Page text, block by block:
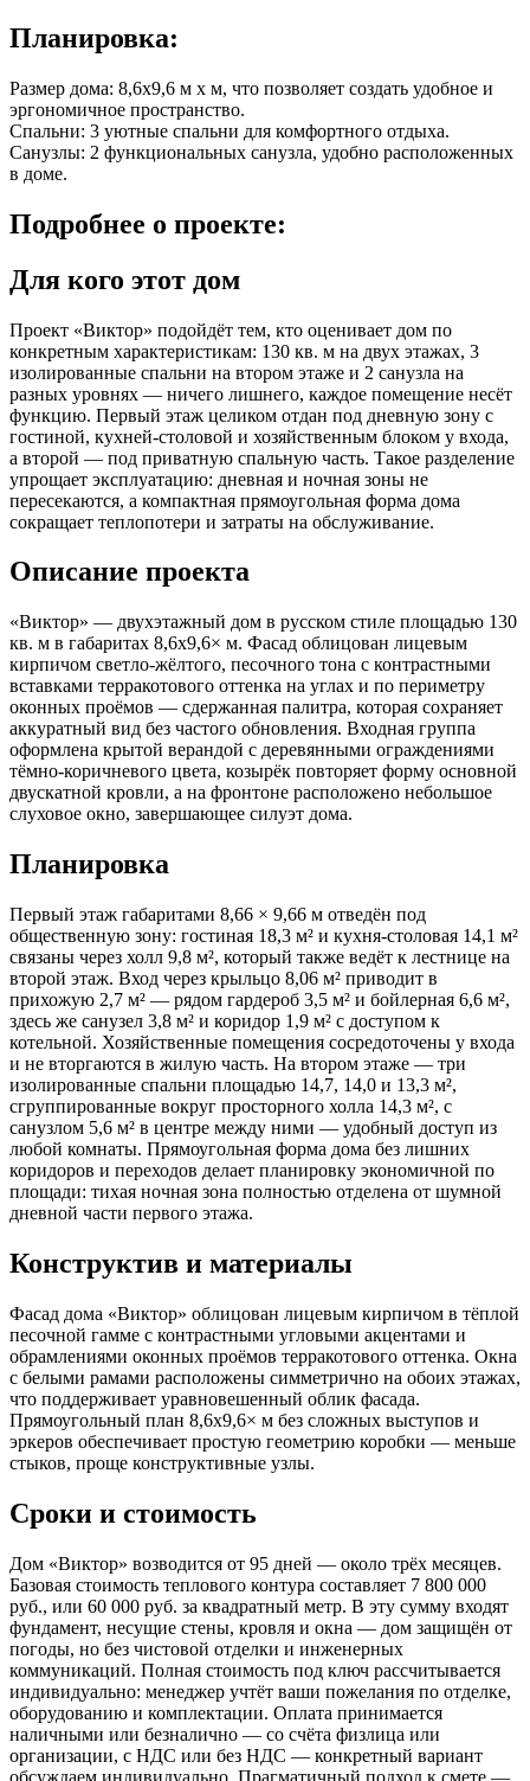
Планировка:
Размер дома: 8,6x9,6 м x м, что позволяет создать удобное и
эргономичное пространство.
Спальни: 3 уютные спальни для комфортного отдыха.
Санузлы: 2 функциональных санузла, удобно расположенных
в доме.
Подробнее о проекте:
Для кого этот дом
Проект «Виктор» подойдёт тем, кто оценивает дом по
конкретным характеристикам: 130 кв. м на двух этажах, 3
изолированные спальни на втором этаже и 2 санузла на
разных уровнях — ничего лишнего, каждое помещение несёт
функцию. Первый этаж целиком отдан под дневную зону с
гостиной, кухней-столовой и хозяйственным блоком у входа,
а второй — под приватную спальную часть. Такое разделение
упрощает эксплуатацию: дневная и ночная зоны не
пересекаются, а компактная прямоугольная форма дома
сокращает теплопотери и затраты на обслуживание.
Описание проекта
«Виктор» — двухэтажный дом в русском стиле площадью 130
кв. м в габаритах 8,6x9,6× м. Фасад облицован лицевым
кирпичом светло-жёлтого, песочного тона с контрастными
вставками терракотового оттенка на углах и по периметру
оконных проёмов — сдержанная палитра, которая сохраняет
аккуратный вид без частого обновления. Входная группа
оформлена крытой верандой с деревянными ограждениями
тёмно-коричневого цвета, козырёк повторяет форму основной
двускатной кровли, а на фронтоне расположено небольшое
слуховое окно, завершающее силуэт дома.
Планировка
Первый этаж габаритами 8,66 × 9,66 м отведён под
общественную зону: гостиная 18,3 м² и кухня-столовая 14,1 м²
связаны через холл 9,8 м², который также ведёт к лестнице на
второй этаж. Вход через крыльцо 8,06 м² приводит в
прихожую 2,7 м² — рядом гардероб 3,5 м² и бойлерная 6,6 м²,
здесь же санузел 3,8 м² и коридор 1,9 м² с доступом к
котельной. Хозяйственные помещения сосредоточены у входа
и не вторгаются в жилую часть. На втором этаже — три
изолированные спальни площадью 14,7, 14,0 и 13,3 м²,
сгруппированные вокруг просторного холла 14,3 м², с
санузлом 5,6 м² в центре между ними — удобный доступ из
любой комнаты. Прямоугольная форма дома без лишних
коридоров и переходов делает планировку экономичной по
площади: тихая ночная зона полностью отделена от шумной
дневной части первого этажа.
Конструктив и материалы
Фасад дома «Виктор» облицован лицевым кирпичом в тёплой
песочной гамме с контрастными угловыми акцентами и
обрамлениями оконных проёмов терракотового оттенка. Окна
с белыми рамами расположены симметрично на обоих этажах,
что поддерживает уравновешенный облик фасада.
Прямоугольный план 8,6x9,6× м без сложных выступов и
эркеров обеспечивает простую геометрию коробки — меньше
стыков, проще конструктивные узлы.
Сроки и стоимость
Дом «Виктор» возводится от 95 дней — около трёх месяцев.
Базовая стоимость теплового контура составляет 7 800 000
руб., или 60 000 руб. за квадратный метр. В эту сумму входят
фундамент, несущие стены, кровля и окна — дом защищён от
погоды, но без чистовой отделки и инженерных
коммуникаций. Полная стоимость под ключ рассчитывается
индивидуально: менеджер учтёт ваши пожелания по отделке,
оборудованию и комплектации. Оплата принимается
наличными или безналично — со счёта физлица или
организации, с НДС или без НДС — конкретный вариант
обсуждаем индивидуально. Прагматичный подход к смете —